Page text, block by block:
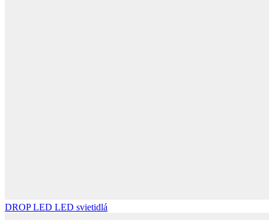
DROP LED LED svietidlá